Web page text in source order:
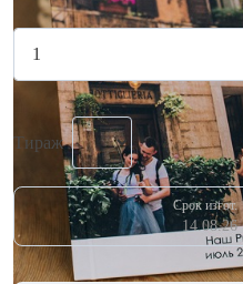
Тираж
Срок изгот.
14.08.26